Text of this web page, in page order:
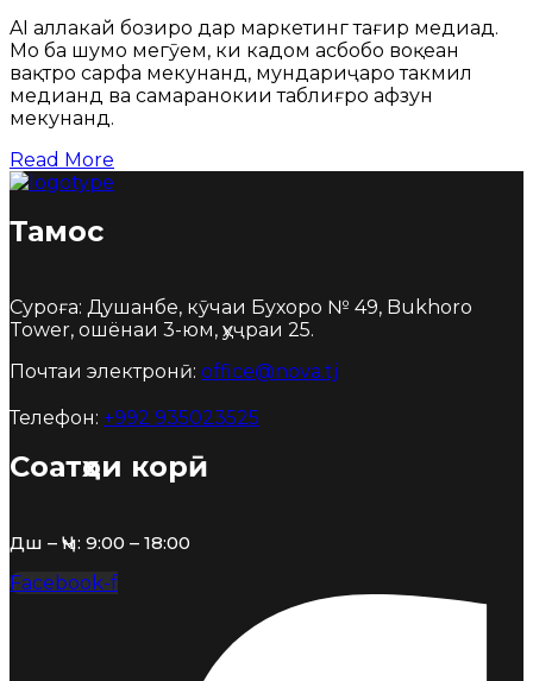
AI аллакай бозиро дар маркетинг тағир медиҳад.
Мо ба шумо мегӯем, ки кадом асбобҳо воқеан
вақтро сарфа мекунанд, мундариҷаро такмил
медиҳанд ва самаранокии таблиғро афзун
мекунанд.
Read More
Тамос
Суроға: Душанбе, кӯчаи Бухоро № 49, Bukhoro
Tower, ошёнаи 3-юм, ҳуҷраи 25.
Почтаи электронӣ: office@nova.tj
Телефон: +992 935023525
Соатҳои корӣ
Дш – Ҷм: 9:00 – 18:00
Facebook-f